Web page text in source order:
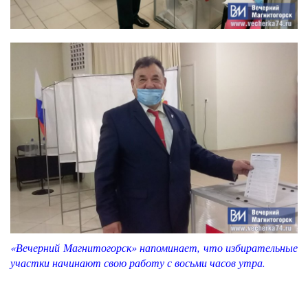
«Вечерний Магнитогорск» напоминает, что избирательные
участки начинают свою работу с восьми часов утра.